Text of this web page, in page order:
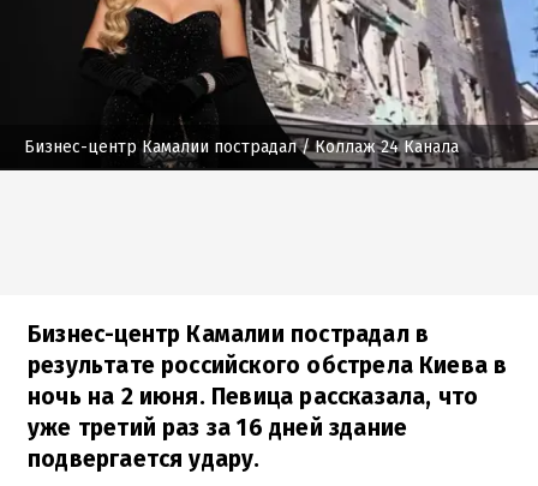
Бизнес-центр Камалии пострадал/ Коллаж 24 Канала
Бизнес-центр Камалии пострадал в
результате российского обстрела Киева в
ночь на 2 июня. Певица рассказала, что
уже третий раз за 16 дней здание
подвергается удару.